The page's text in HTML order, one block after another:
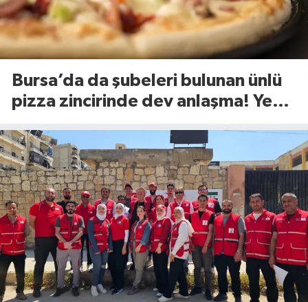
Bursa’da da şubeleri bulunan ünlü
pizza zincirinde dev anlaşma! Yeni